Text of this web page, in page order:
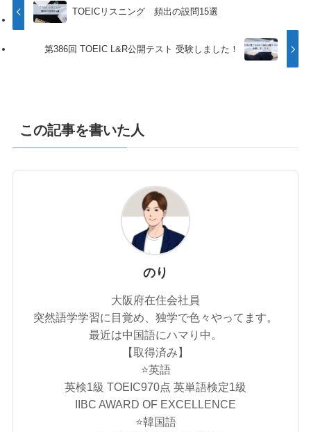
TOEICリスニング 頻出の設問15選
第386回 TOEIC L&R公開テスト 受験しました！
この記事を書いた人
のり
大阪府在住会社員
突然語学学習に目覚め、独学で色々やってます。
最近は中国語にハマり中。
【取得済み】
⭐️英語
英検1級 TOEIC970点 英単語検定1級
IIBC AWARD OF EXCELLENCE
⭐️韓国語